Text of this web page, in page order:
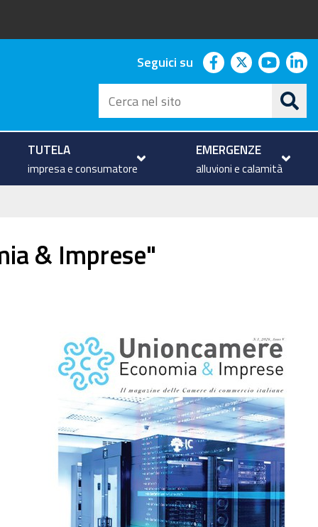
Seguici su facebook
twitter
Cerca
nel
sito
TUTELA
impresa e consumatore
EMERGENZE
alluvioni e calamità
& Imprese"